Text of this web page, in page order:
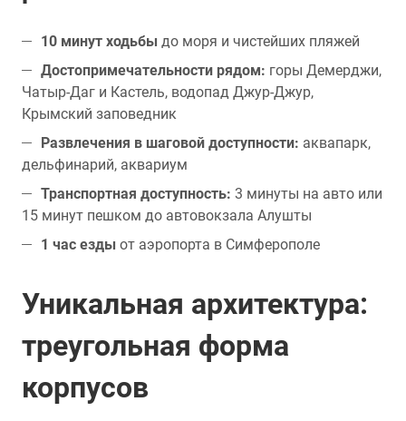
10 минут ходьбы до моря и чистейших пляжей
Достопримечательности рядом: горы Демерджи,
Чатыр-Даг и Кастель, водопад Джур-Джур,
Крымский заповедник
Развлечения в шаговой доступности: аквапарк,
дельфинарий, аквариум
Транспортная доступность: 3 минуты на авто или
15 минут пешком до автовокзала Алушты
1 час езды от аэропорта в Симферополе
Уникальная архитектура:
треугольная форма
корпусов